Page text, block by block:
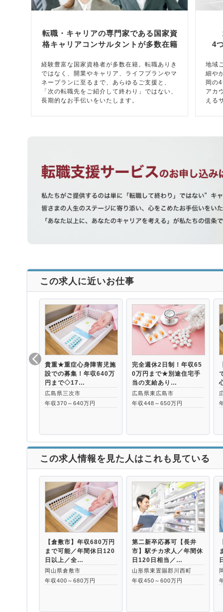
転職・キャリアの専門家である国家資
格キャリアコンサルタントが多数在籍
経験豊富な国家資格者が多数在籍。転職ありき
ではなく、開業やキャリア、ライフプランやマ
ネープランに至るまで、あらゆるご支援と、
「次の転職先をご紹介して終わり」ではない、
長期的なお手伝いをいたします。
4
地域
細や
岡の
アカ
える
この求人に近いお仕事
貴重★重症心身障害児施
設での募集！年収640万
円まで◇17…
広島県三次市
年収370～640万円
完全週休2日制！年収65
0万円まで★別途住宅手
当の支給あり…
広島県東広島市
年収448～650万円
この求人情報を見た人はこれも見ている
【倉敷市】年収680万円
まで可能／年間休日120
日以上／全…
岡山県倉敷市
年収400～680万円
第二新卒応募可【長井
市】駅チカ求人／年間休
日120日相当／…
山形県東置賜郡川西町
年収450～600万円